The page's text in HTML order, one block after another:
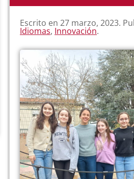
Escrito en 27 marzo, 2023.
Idiomas, Innovación.